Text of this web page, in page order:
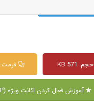
حجم: 571 KB فرمت: Word
آموزش فعال کردن اکانت ویژه (VIP)